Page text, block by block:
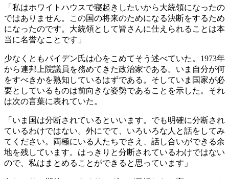
「私はホワイトハウスで寝起きしたいから大統領になったの
ではありません。この国の将来のためになる決断をするため
になったのです。大統領として皆さんに仕えられることは本
当に名誉なことです」
少なくともバイデン氏は心をこめてそう述べていた。1973年
から連邦上院議員を務めてきた政治家である。いま自分が何
をすべきかを熟知しているはずである。そしていま国家が必
要としているものは前向きな姿勢であることを示した。それ
は次の言葉に表れていた。
「いま国は分断されているといいます。でも明確に分断され
ているわけではない。外にでて、いろいろな人と話をしてみ
てください。両極にいる人たちでさえ、話し合いができる余
地を残しています。はっきりと分断されているわけではない
ので、私はまとめることができると思っています」